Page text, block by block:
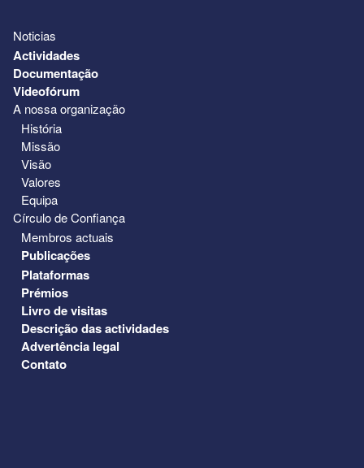
Noticias
Actividades
Documentação
Videofórum
A nossa organização
História
Missão
Visão
Valores
Equipa
Círculo de Confiança
Membros actuais
Publicações
Plataformas
Prémios
Livro de visitas
Descrição das actividades
Advertência legal
Contato